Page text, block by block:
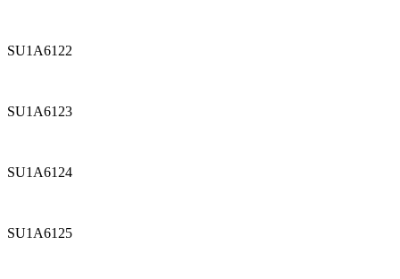
SU1A6122
SU1A6123
SU1A6124
SU1A6125